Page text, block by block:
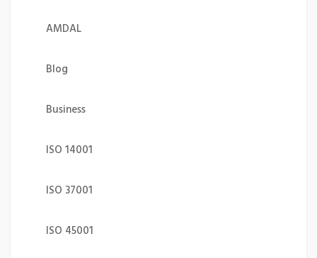
AMDAL
Blog
Business
ISO 14001
ISO 37001
ISO 45001